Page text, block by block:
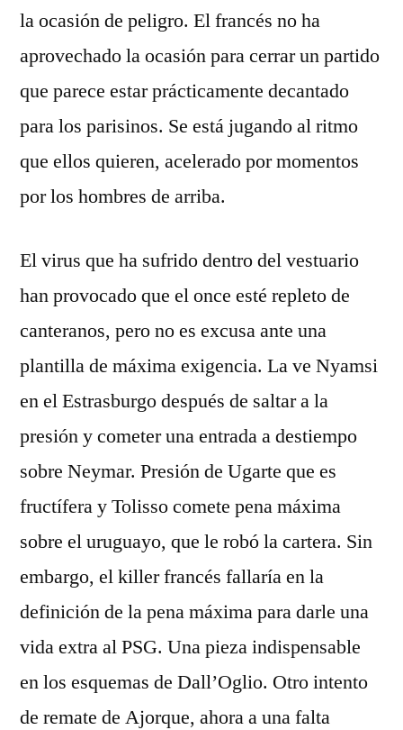
la ocasión de peligro. El francés no ha
aprovechado la ocasión para cerrar un partido
que parece estar prácticamente decantado
para los parisinos. Se está jugando al ritmo
que ellos quieren, acelerado por momentos
por los hombres de arriba.
El virus que ha sufrido dentro del vestuario
han provocado que el once esté repleto de
canteranos, pero no es excusa ante una
plantilla de máxima exigencia. La ve Nyamsi
en el Estrasburgo después de saltar a la
presión y cometer una entrada a destiempo
sobre Neymar. Presión de Ugarte que es
fructífera y Tolisso comete pena máxima
sobre el uruguayo, que le robó la cartera. Sin
embargo, el killer francés fallaría en la
definición de la pena máxima para darle una
vida extra al PSG. Una pieza indispensable
en los esquemas de Dall’Oglio. Otro intento
de remate de Ajorque, ahora a una falta